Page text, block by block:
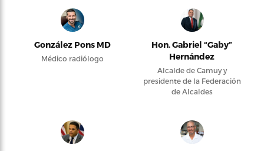
González Pons MD
Médico radiólogo
Hon. Gabriel “Gaby”
Hernández
Alcalde de Camuy y
presidente de la Federación
de Alcaldes